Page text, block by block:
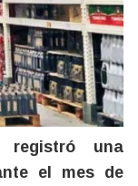
el mes de